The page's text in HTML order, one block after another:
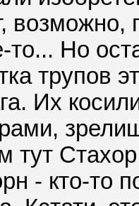
то... Но
трупов
Их
тут
- кто-то